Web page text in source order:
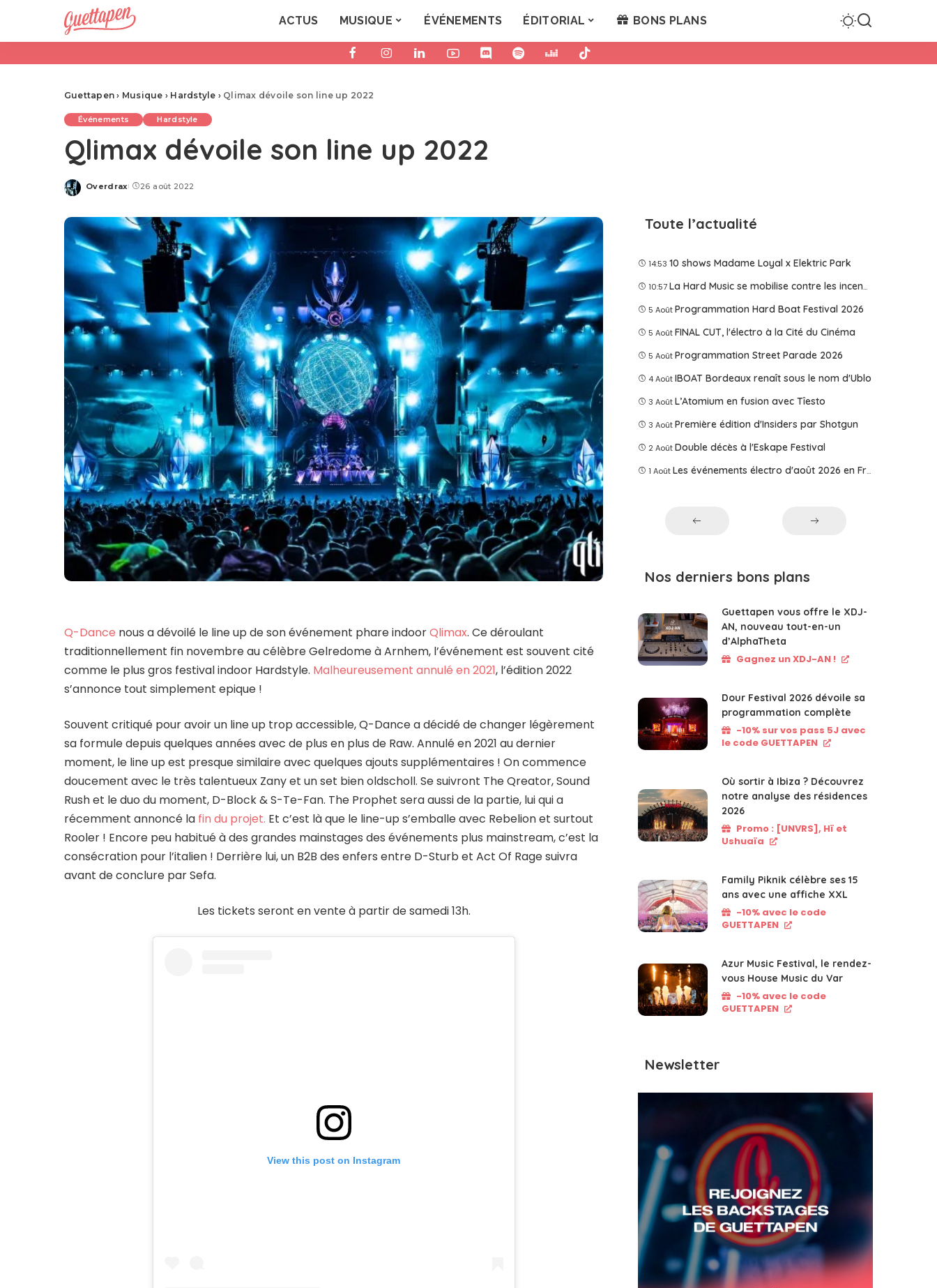
ACTUS MUSIQUE ÉVÉNEMENTS ÉDITORIAL BONS PLANS
Guettapen › Musique › Hardstyle › Qlimax dévoile son line up 2022
Événements Hardstyle
Qlimax dévoile son line up 2022
Posted
Overdrax 26 août 2022
Q-Dance nous a dévoilé le line up de son événement phare indoorQlimax. Ce déroulant
traditionnellement fin novembre au célèbre Gelredome à Arnhem, l’événement est souvent cité
comme le plus gros festival indoor Hardstyle. Malheureusement annulé en 2021, l’édition 2022
s’annonce tout simplement epique !
Souvent critiqué pour avoir un line up trop accessible, Q-Dance a décidé de changer légèrement
sa formule depuis quelques années avec de plus en plus de Raw. Annulé en 2021 au dernier
moment, le line up est presque similaire avec quelques ajouts supplémentaires ! On commence
doucement avec le très talentueux Zany et un set bien oldscholl. Se suivront The Qreator, Sound
Rush et le duo du moment, D-Block & S-Te-Fan. The Prophet sera aussi de la partie, lui qui a
récemment annoncé la fin du projet. Et c’est là que le line-up s’emballe avec Rebelion et surtout
Rooler ! Encore peu habitué à des grandes mainstages des événements plus mainstream, c’est la
consécration pour l’italien ! Derrière lui, un B2B des enfers entre D-Sturb et Act Of Rage suivra
avant de conclure par Sefa.
Les tickets seront en vente à partir de samedi 13h.
View this post on Instagram
Toute l’actualité
14:53 10 shows Madame Loyal x Elektric Park
10:57 La Hard Music se mobilise contre les incendies
5 Août Programmation Hard Boat Festival 2026
5 Août FINAL CUT, l'électro à la Cité du Cinéma
5 Août Programmation Street Parade 2026
4 Août IBOAT Bordeaux renaît sous le nom d'Ublo
3 Août L’Atomium en fusion avec Tîesto
3 Août Première édition d'Insiders par Shotgun
2 Août Double décès à l'Eskape Festival
1 Août Les événements électro d'août 2026 en France
Nos derniers bons plans
Guettapen vous offre le XDJ-
AN, nouveau tout-en-un
d’AlphaTheta
Gagnez un XDJ-AN !
Dour Festival 2026 dévoile sa
programmation complète
-10% sur vos pass 5J avec
le code GUETTAPEN
Où sortir à Ibiza ? Découvrez
notre analyse des résidences
2026
Promo : [UNVRS], Hï et
Ushuaïa
Family Piknik célèbre ses 15
ans avec une affiche XXL
-10% avec le code
GUETTAPEN
Azur Music Festival, le rendez-
vous House Music du Var
-10% avec le code
GUETTAPEN
Newsletter